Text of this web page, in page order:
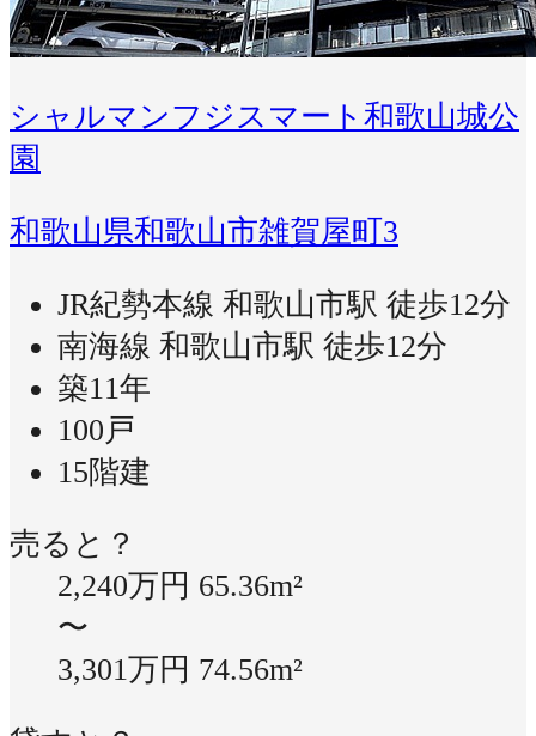
シャルマンフジスマート和歌山城公
園
和歌山県和歌山市雑賀屋町3
JR紀勢本線 和歌山市駅 徒歩12分
南海線 和歌山市駅 徒歩12分
築11年
100戸
15階建
売ると？
2,240万円 65.36m²
〜
3,301万円 74.56m²